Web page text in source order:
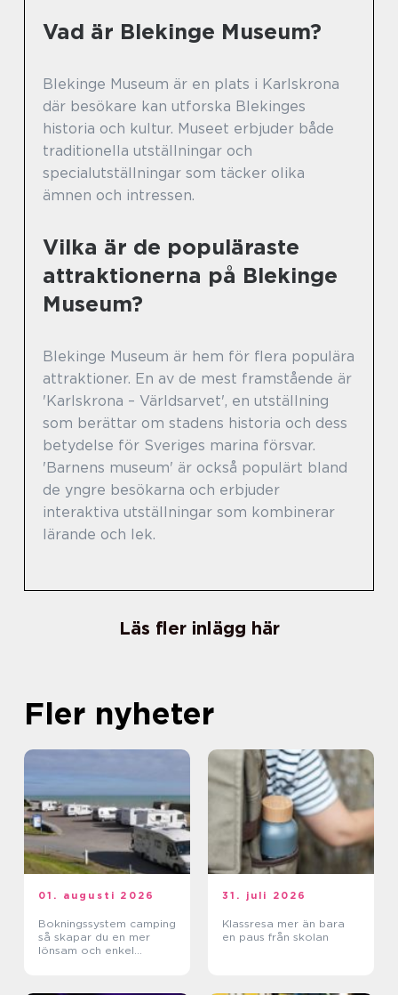
Vad är Blekinge Museum?
Blekinge Museum är en plats i Karlskrona
där besökare kan utforska Blekinges
historia och kultur. Museet erbjuder både
traditionella utställningar och
specialutställningar som täcker olika
ämnen och intressen.
Vilka är de populäraste
attraktionerna på Blekinge
Museum?
Blekinge Museum är hem för flera populära
attraktioner. En av de mest framstående är
'Karlskrona – Världsarvet', en utställning
som berättar om stadens historia och dess
betydelse för Sveriges marina försvar.
'Barnens museum' är också populärt bland
de yngre besökarna och erbjuder
interaktiva utställningar som kombinerar
lärande och lek.
Läs fler inlägg här
Fler nyheter
01. augusti 2026
Bokningssystem camping
så skapar du en mer
lönsam och enkel
31. juli 2026
Klassresa mer än bara
en paus från skolan